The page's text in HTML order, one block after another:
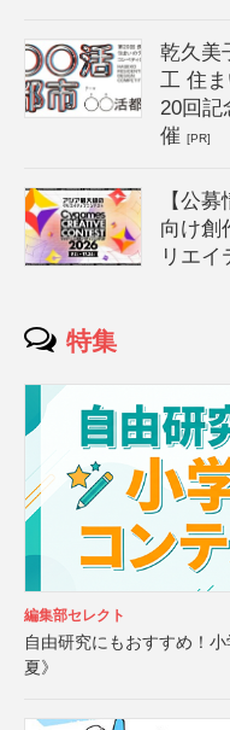
乾久美
工 住
20回記
催[PR]
【公
向け創
リエイ
特集
編集部セレクト
自由研究にもおすすめ！
夏》